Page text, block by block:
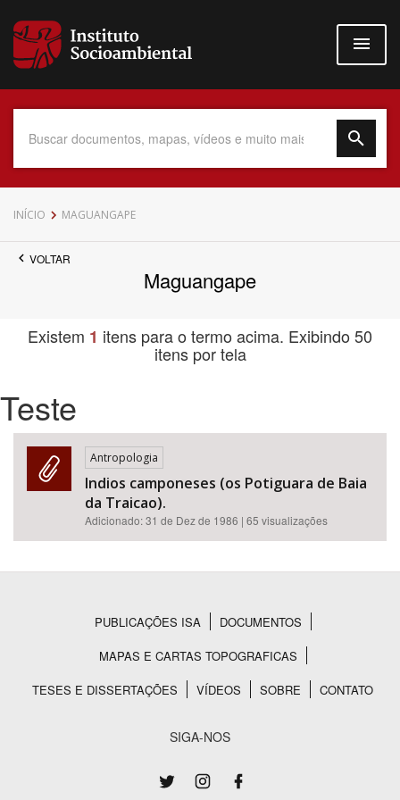
para
conteúdo
Data do Documento
Tema
BUSCAR
INÍCIO MAGUANGAPE
VOLTAR
Maguangape
Existem 1 itens para o termo acima. Exibindo 50
itens por tela
Teste
Antropologia
Indios camponeses (os Potiguara de Baia
da Traicao).
Adicionado:31 de Dez de 1986 | 65 visualizações
Rodapé
PUBLICAÇÕES ISA
DOCUMENTOS
MAPAS E CARTAS TOPOGRAFICAS
TESES E DISSERTAÇÕES
VÍDEOS SOBRE CONTATO
SIGA-NOS